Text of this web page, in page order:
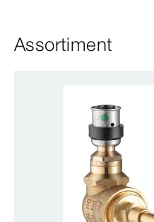
Assortiment